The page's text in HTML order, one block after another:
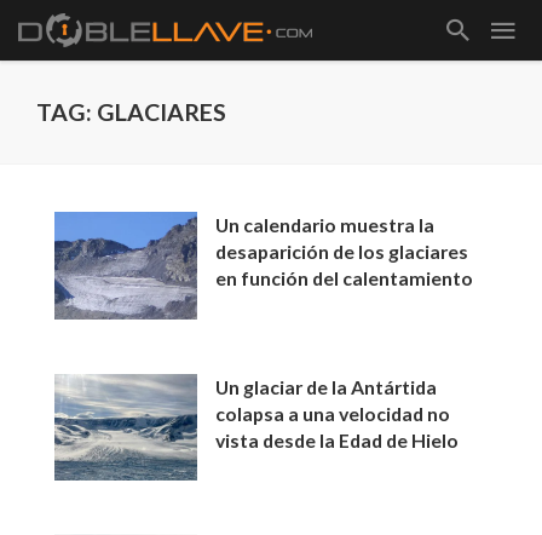
TAG: GLACIARES
Un calendario muestra la
desaparición de los glaciares
en función del calentamiento
Un glaciar de la Antártida
colapsa a una velocidad no
vista desde la Edad de Hielo